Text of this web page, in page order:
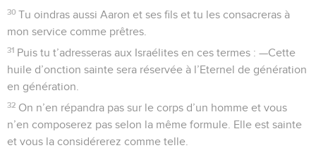
30 Tu oindras aussi Aaron et ses fils et tu les consacreras à
mon service comme prêtres.
31 Puis tu t’adresseras aux Israélites en ces termes : —Cette
huile d’onction sainte sera réservée à l’Eternel de génération
en génération.
32 On n’en répandra pas sur le corps d’un homme et vous
n’en composerez pas selon la même formule. Elle est sainte
et vous la considérerez comme telle.